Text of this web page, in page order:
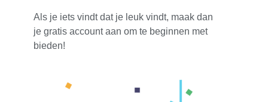
Als je iets vindt dat je leuk vindt, maak dan
je gratis account aan om te beginnen met
bieden!